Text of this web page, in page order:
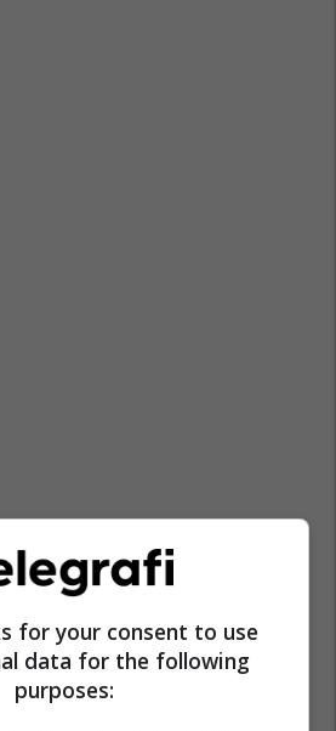
for your consent to use
data for the following
purposes: